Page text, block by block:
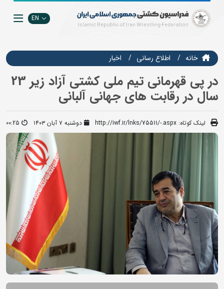
EN
خانه اطلاع رسانی اخبار
در پی قهرمانی تیم ملی کشتی آزاد زیر 23
سال در رقابت های جهانی آلبانی
لینک کوتاه: http://iwf.ir/lnks/75511/-.aspx دوشنبه ۷ آبان ۱۴۰۳ 00:25